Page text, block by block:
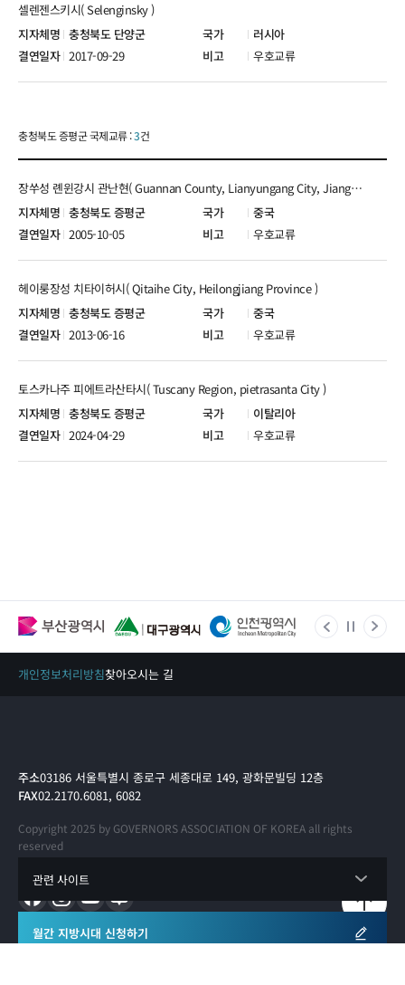
충청북도 단양군 러시아
셀렌젠스키시( Selenginsky )
2017-09-29 우호교류
충청북도 증평군 국제교류 :3건
충청북도 증평군 중국
장쑤성 롄윈강시 관난현( Guannan County, Lianyungang City, Jiangsu Province )
2005-10-05 우호교류
충청북도 증평군 중국
헤이룽장성 치타이허시( Qitaihe City, Heilongjiang Province )
2013-06-16 우호교류
충청북도 증평군 이탈리아
토스카나주 피에트라산타시( Tuscany Region, pietrasanta City )
2024-04-29 우호교류
개인정보처리방침찾아오시는 길
관련 사이트
주소03186 서울특별시 종로구 세종대로 149, 광화문빌딩 12층
FAX02.2170.6081, 6082
Copyright 2025 by GOVERNORS ASSOCIATION OF KOREA all rights
reserved
월간 지방시대 신청하기